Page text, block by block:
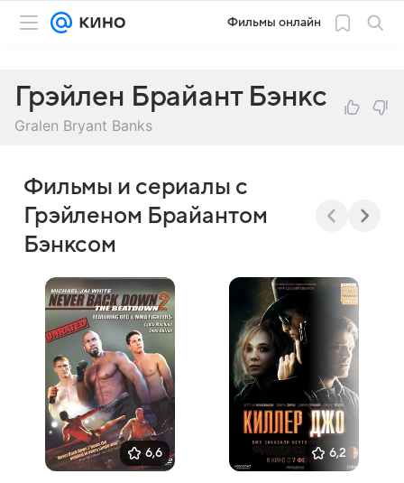
Фильмы онлайн
Грэйлен Брайант Бэнкс
Gralen Bryant Banks
Фильмы и сериалы с
Грэйленом Брайантом
Бэнксом
6,6 6,2